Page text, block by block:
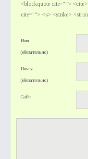
<blockquote cite="">
cite=""> <s> <strike>
Имя
(обязательно)
Почта
(обязательно)
Сайт